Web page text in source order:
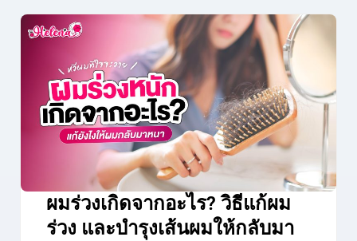
ผมร่วงเกิดจากอะไร? วิธีแก้ผม
ร่วง และบำรุงเส้นผมให้กลับมา